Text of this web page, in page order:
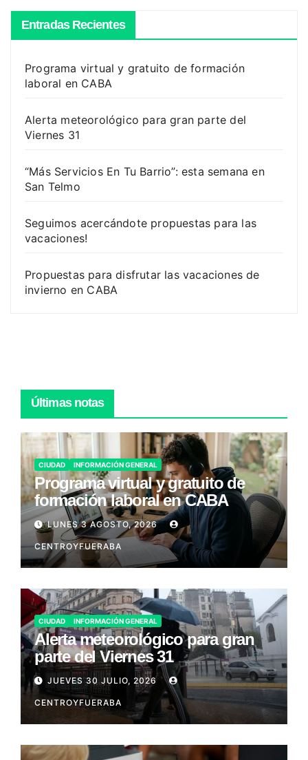
Entradas Recientes
Programa virtual y gratuito de formación
laboral en CABA
Alerta meteorológico para gran parte del
Viernes 31
“Más Servicios En Tu Barrio”: esta semana en
San Telmo
Seguimos acercándote propuestas para las
vacaciones!
Propuestas para disfrutar las vacaciones de
invierno en CABA
Últimas notas
CIUDAD INFORMACIÓN GENERAL
Programa virtual y gratuito de
formación laboral en CABA
LUNES 3 AGOSTO, 2026
CENTROYFUERABA
CIUDAD INFORMACIÓN GENERAL
Alerta meteorológico para gran
parte del Viernes 31
JUEVES 30 JULIO, 2026
CENTROYFUERABA